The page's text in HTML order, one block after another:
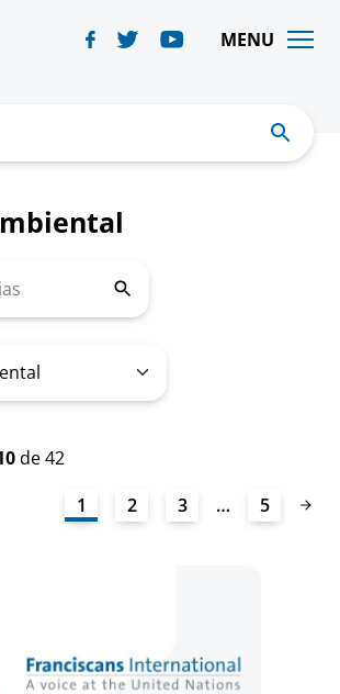
MENU
de 42
1
2 3 … 5